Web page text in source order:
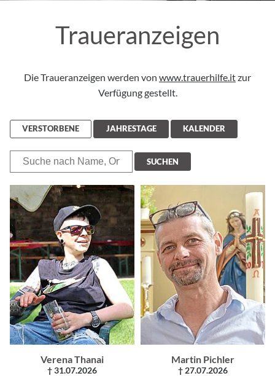
Traueranzeigen
Die Traueranzeigen werden von www.trauerhilfe.itzur
Verfügung gestellt.
VERSTORBENE JAHRESTAGE KALENDER
SUCHEN
Verena Thanai
† 31.07.2026
Martin Pichler
† 27.07.2026